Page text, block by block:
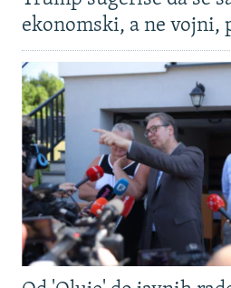
ekonomski, a ne vojni,